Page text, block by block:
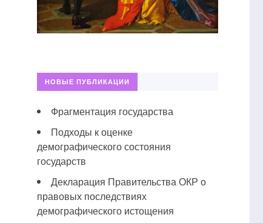
НОВЫЕ ПУБЛИКАЦИИ
Фрагментация государства
Подходы к оценке
демографического состояния
государств
Декларация Правительства ОКР о
правовых последствиях
демографического истощения